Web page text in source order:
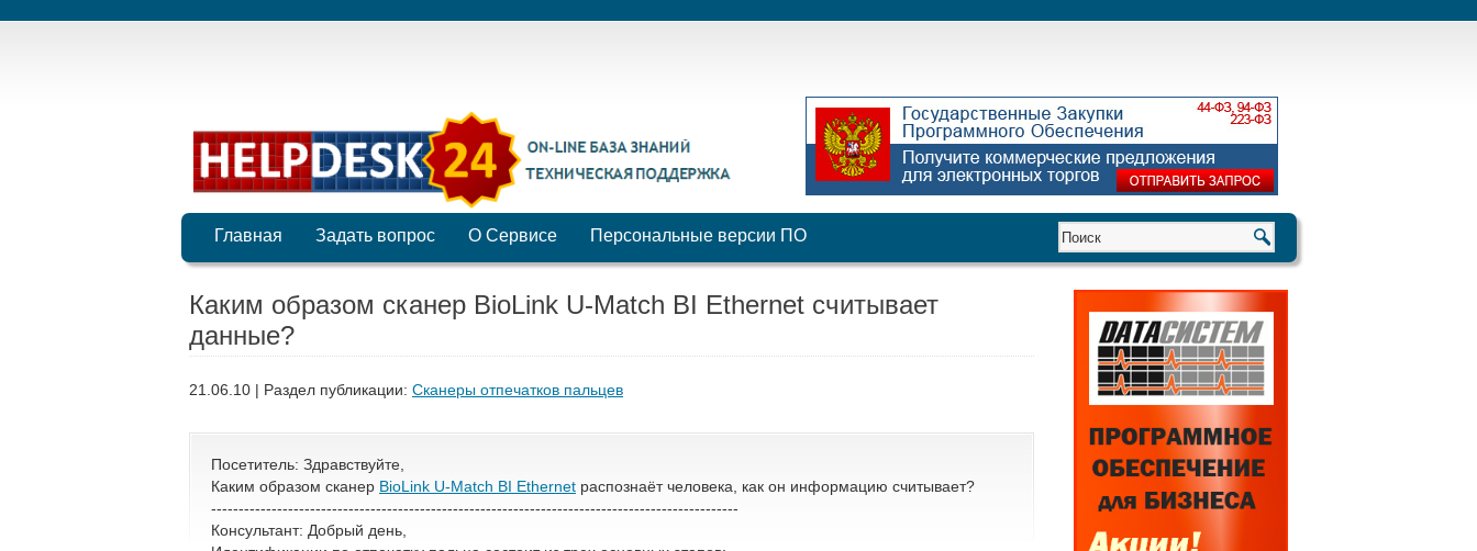
Главная Задать вопрос О Сервисе Персональные версии ПО
Каким образом сканер BioLink U-Match BI Ethernet считывает
данные?
21.06.10 | Раздел публикации: Сканеры отпечатков пальцев
Посетитель: Здравствуйте,
Каким образом сканер BioLink U-Match BI Ethernet распознаёт человека, как он информацию считывает?
------------------------------------------------------------------------------------------------
Консультант: Добрый день,